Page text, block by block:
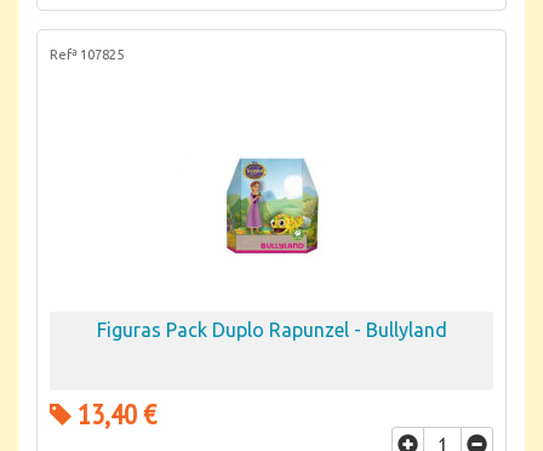
Refª 107825
Figuras Pack Duplo Rapunzel - Bullyland
13,40 €